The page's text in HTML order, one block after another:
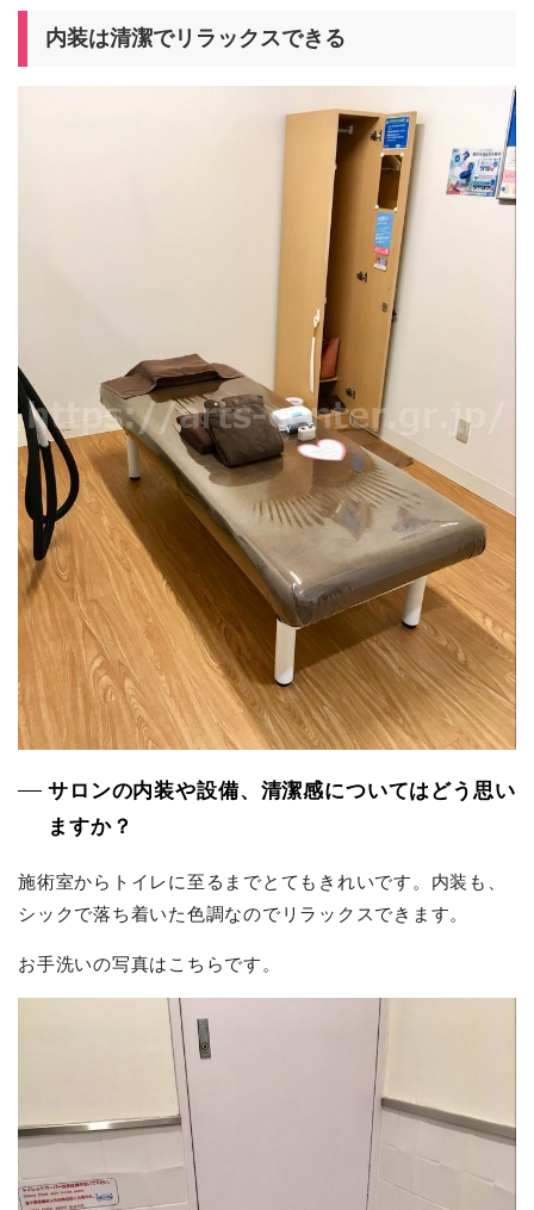
内装は清潔でリラックスできる
サロンの内装や設備、清潔感についてはどう思い
ますか？
施術室からトイレに至るまでとてもきれいです。内装も、
シックで落ち着いた色調なのでリラックスできます。
お手洗いの写真はこちらです。